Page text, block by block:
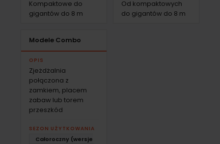
Kompaktowe do
gigantów do 8 m
Od kompaktowych
do gigantów do 8 m
Modele Combo
OPIS
Zjeżdżalnia
połączona z
zamkiem, placem
zabaw lub torem
przeszkód
SEZON UŻYTKOWANIA
Całoroczny (wersje